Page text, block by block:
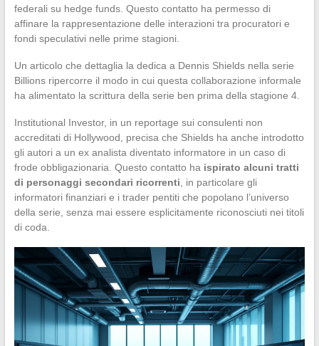
federali su hedge funds. Questo contatto ha permesso di
affinare la rappresentazione delle interazioni tra procuratori e
fondi speculativi nelle prime stagioni.
Un articolo che dettaglia la dedica a Dennis Shields nella serie
Billions ripercorre il modo in cui questa collaborazione informale
ha alimentato la scrittura della serie ben prima della stagione 4.
Institutional Investor, in un reportage sui consulenti non
accreditati di Hollywood, precisa che Shields ha anche introdotto
gli autori a un ex analista diventato informatore in un caso di
frode obbligazionaria. Questo contatto ha ispirato alcuni tratti
di personaggi secondari ricorrenti , in particolare gli
informatori finanziari e i trader pentiti che popolano l’universo
della serie, senza mai essere esplicitamente riconosciuti nei titoli
di coda.